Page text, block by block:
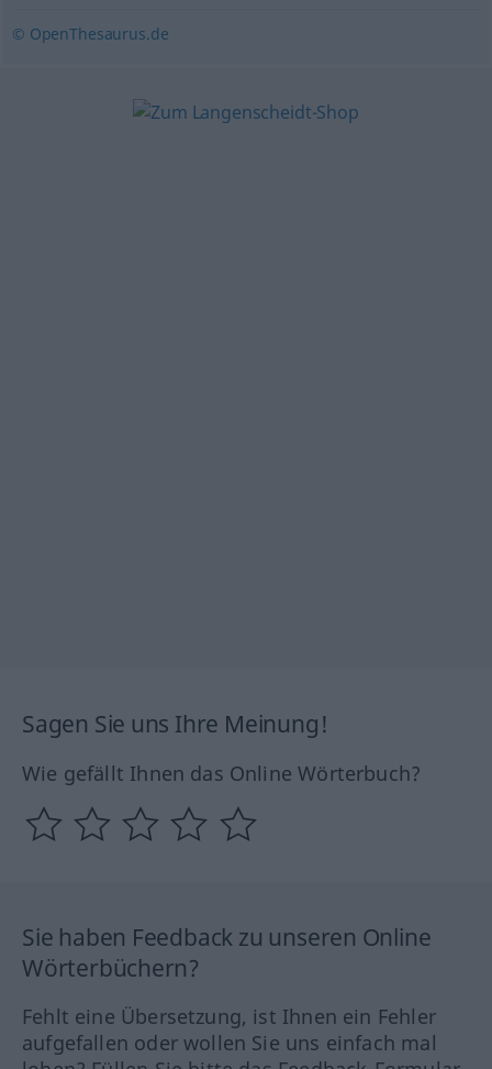
© OpenThesaurus.de
Sagen Sie uns Ihre Meinung!
Wie gefällt Ihnen das Online Wörterbuch?
Sie haben Feedback zu unseren Online
Wörterbüchern?
Fehlt eine Übersetzung, ist Ihnen ein Fehler
aufgefallen oder wollen Sie uns einfach mal